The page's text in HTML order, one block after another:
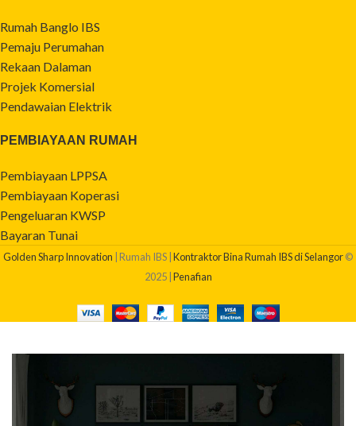
Rumah Banglo IBS
Pemaju Perumahan
Rekaan Dalaman
Projek Komersial
Pendawaian Elektrik
PEMBIAYAAN RUMAH
Pembiayaan LPPSA
Pembiayaan Koperasi
Pengeluaran KWSP
Bayaran Tunai
Golden Sharp Innovation | Rumah IBS | Kontraktor Bina Rumah IBS di Selangor©
2025 | Penafian
BERAPAKAH KOS BINA RUMAH SAYA?